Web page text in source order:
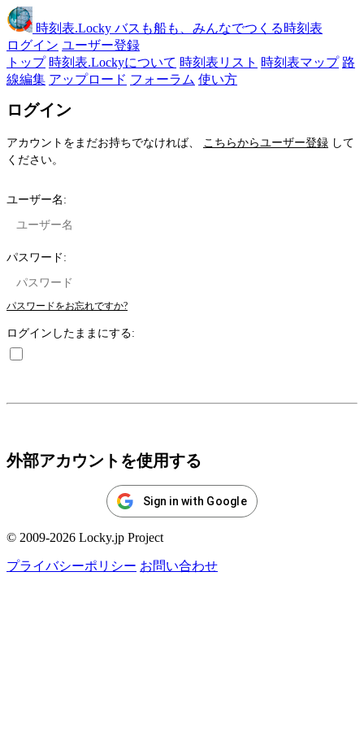
時刻表.Locky バスも船も、みんなでつくる時刻表
ログイン ユーザー登録
トップ 時刻表.Lockyについて 時刻表リスト 時刻表マップ 路
線編集 アップロード フォーラム 使い方
ログイン
アカウントをまだお持ちでなければ、 こちらからユーザー登録 して
ください。
ユーザー名:
パスワード:
パスワードをお忘れですか?
ログインしたままにする:
外部アカウントを使用する
Sign in with Google
© 2009-2026 Locky.jp Project
プライバシーポリシー お問い合わせ